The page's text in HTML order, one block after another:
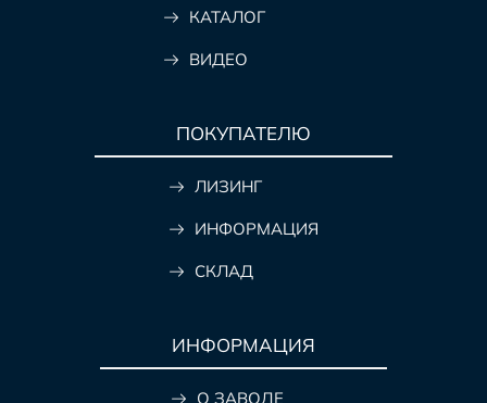
КАТАЛОГ
ВИДЕО
ПОКУПАТЕЛЮ
ЛИЗИНГ
ИНФОРМАЦИЯ
СКЛАД
ИНФОРМАЦИЯ
О ЗАВОДЕ